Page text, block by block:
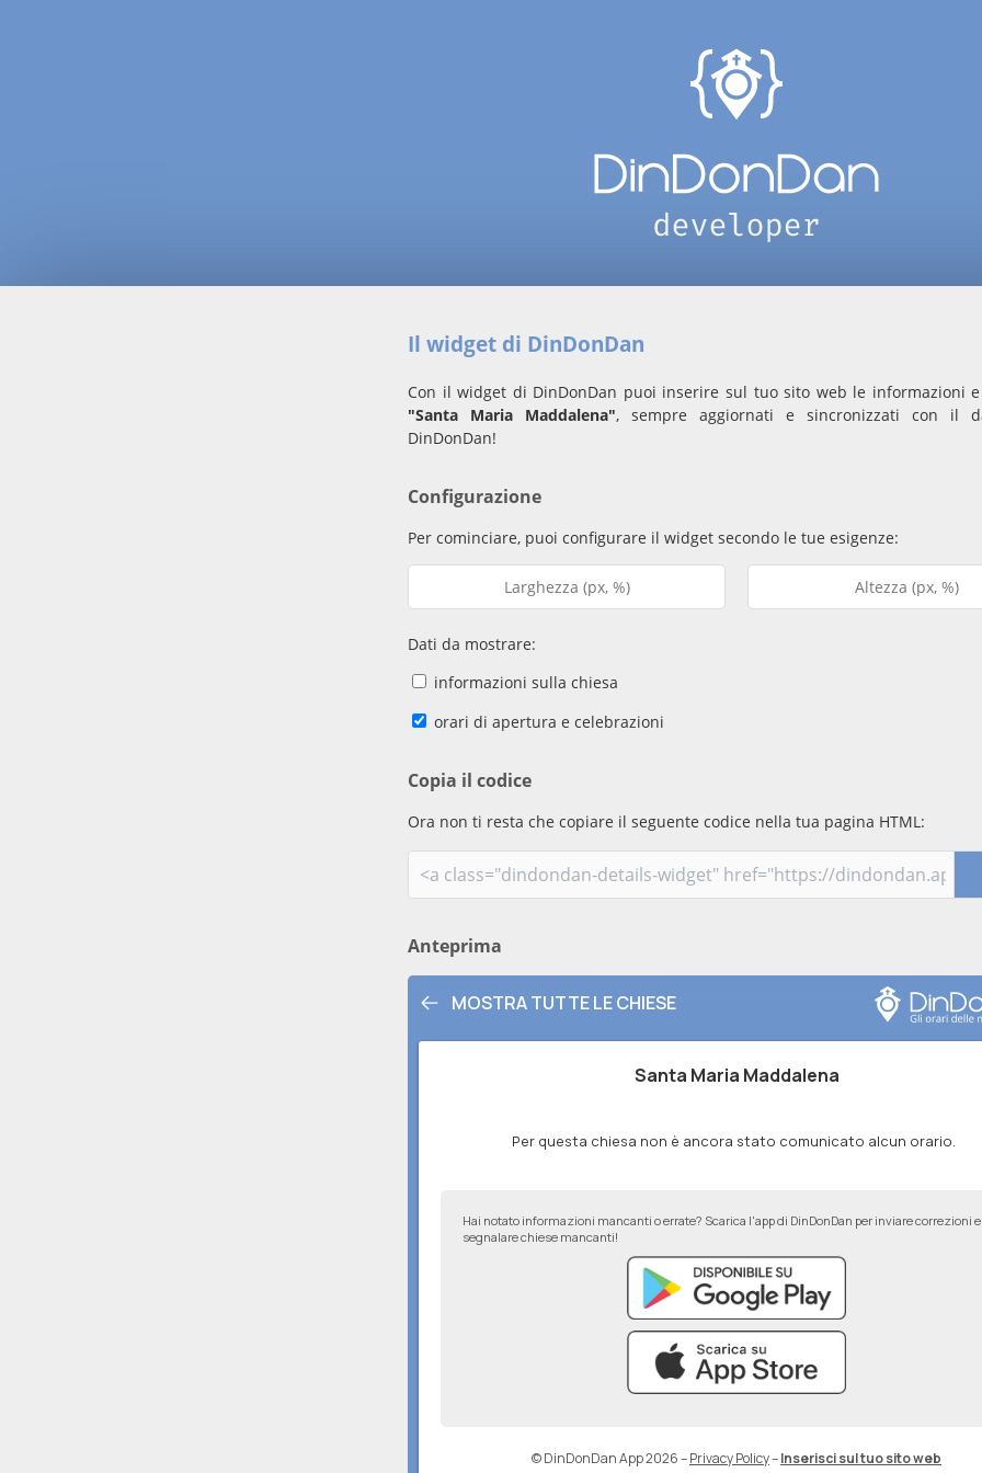
Il widget di DinDonDan
Con il widget di DinDonDan puoi inserire sul tuo sito web le informazioni
"Santa Maria Maddalena", sempre aggiornati e sincronizzati con il
DinDonDan!
Configurazione
Per cominciare, puoi configurare il widget secondo le tue esigenze:
Dati da mostrare:
informazioni sulla chiesa
orari di apertura e celebrazioni
Copia il codice
Ora non ti resta che copiare il seguente codice nella tua pagina HTML:
Anteprima